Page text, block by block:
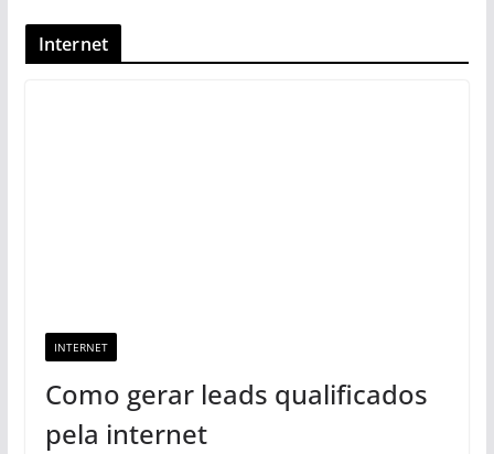
Internet
INTERNET
Como gerar leads qualificados
pela internet